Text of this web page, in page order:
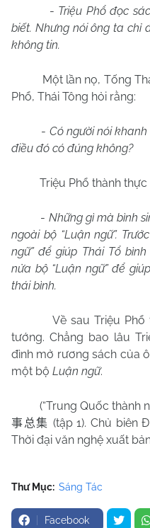
- Triệu Phổ đọc
biết. Nhưng nói ông ta chỉ
không tin.
Một lần nọ, Tống
Phổ, Thái Tông hỏi rằng:
- Có người nói khanh
điều đó có đúng không?
Triệu Phổ thành
- Những gì mà bình
ngoài bộ “Luận ngữ”.
ngữ” để giúp Thái Tổ
nửa bộ “Luận ngữ” để
thái bình.
Về sau Triệu
tướng. Chẳng bao lâu
đình mở rương sách của
một bộ Luận ngữ.
(“Trung Quốc thành
事总集 (tập 1). Chủ biên
Thời đại văn nghệ xuất
Thư Mục: Sáng Tác
Facebook